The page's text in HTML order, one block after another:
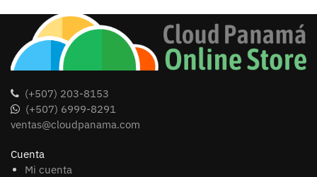
(+507) 203-8153
(+507) 6999-8291
ventas@cloudpanama.com
Cuenta
Mi cuenta